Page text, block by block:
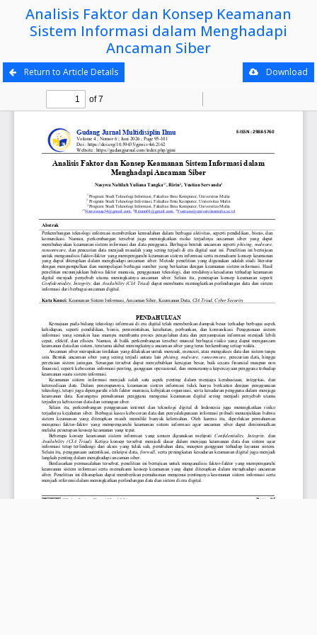
Analisis Faktor dan Konsep Keamanan
Sistem Informasi dalam Menghadapi
Ancaman Siber
Return to Article Details Download